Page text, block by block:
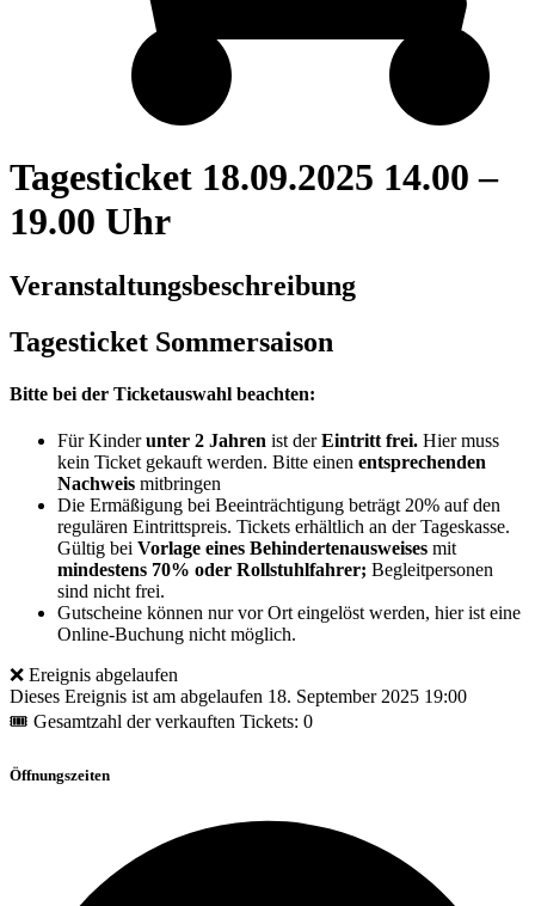
Tagesticket 18.09.2025 14.00 –
19.00 Uhr
Veranstaltungsbeschreibung
Tagesticket Sommersaison
Bitte bei der Ticketauswahl beachten:
Für Kinderunter 2 Jahren ist derEintritt frei. Hier muss
kein Ticket gekauft werden. Bitte einen entsprechenden
Nachweis mitbringen
Die Ermäßigung bei Beeinträchtigung beträgt 20% auf den
regulären Eintrittspreis. Tickets erhältlich an der Tageskasse.
Gültig bei Vorlage eines Behindertenausweises mit
mindestens 70% oder Rollstuhlfahrer; Begleitpersonen
sind nicht frei.
Gutscheine können nur vor Ort eingelöst werden, hier ist eine
Online-Buchung nicht möglich.
❌ Ereignis abgelaufen
Dieses Ereignis ist am abgelaufen 18. September 2025 19:00
🎟 Gesamtzahl der verkauften Tickets: 0
Öffnungszeiten